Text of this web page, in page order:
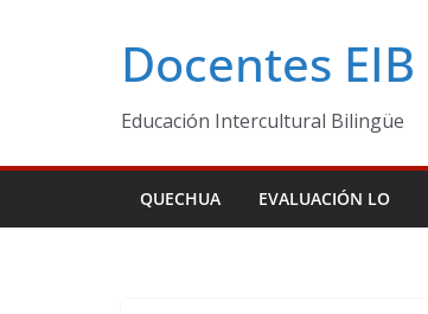
Docentes EIB
Educación Intercultural Bilingüe
QUECHUA EVALUACIÓN LO